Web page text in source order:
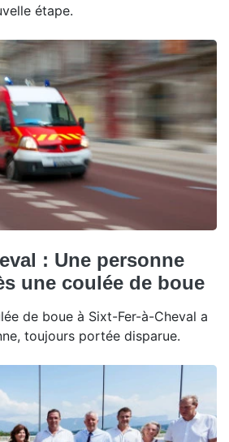
étape.
: Une personne
une coulée de boue
de boue à Sixt-Fer-à-Cheval a
toujours portée disparue.